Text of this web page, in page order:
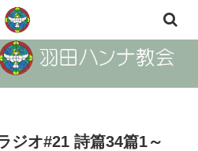
Haneda Hanna Church
ジオ#21 詩篇34篇1～